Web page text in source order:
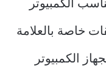
الكمبيوتر
خاصة بالعلامة
الكمبيوتر